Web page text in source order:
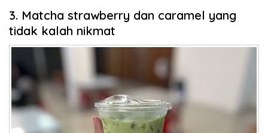
3. Matcha strawberry dan caramel yang
tidak kalah nikmat